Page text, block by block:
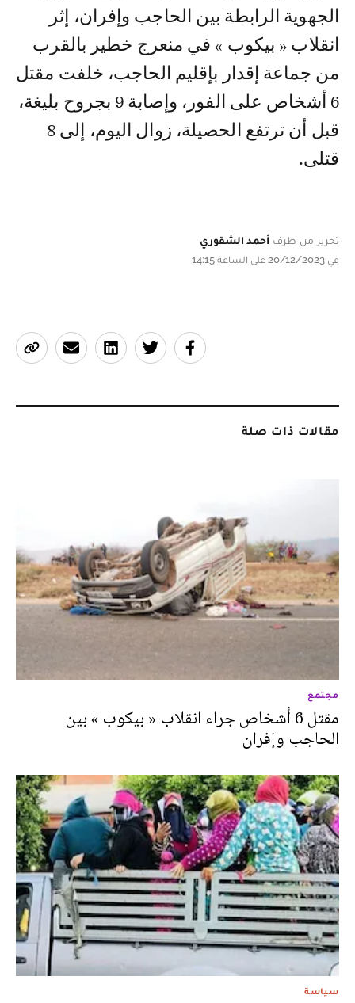
الجهوية الرابطة بين الحاجب وإفران، إثر
انقلاب « بيكوب » في منعرج خطير بالقرب
من جماعة إقدار بإقليم الحاجب، خلفت مقتل
6 أشخاص على الفور، وإصابة 9 بجروح بليغة،
قبل أن ترتفع الحصيلة، زوال اليوم، إلى 8
قتلى.
تحرير من طرف أحمد الشقوري
في 20/12/2023 على الساعة 14:15
مقالات ذات صلة
مجتمع
مقتل 6 أشخاص جراء انقلاب « بيكوب » بين
الحاجب وإفران
سياسة